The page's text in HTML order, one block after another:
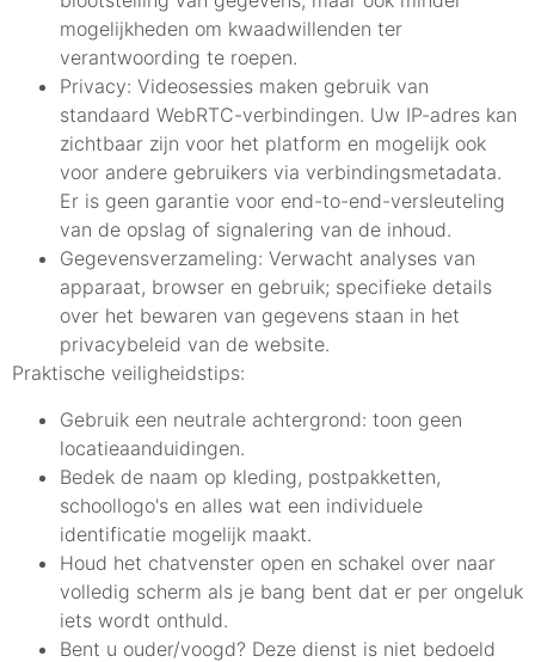
mogelijkheden om kwaadwillenden ter
verantwoording te roepen.
Privacy: Videosessies maken gebruik van
standaard WebRTC-verbindingen. Uw IP-adres kan
zichtbaar zijn voor het platform en mogelijk ook
voor andere gebruikers via verbindingsmetadata.
Er is geen garantie voor end-to-end-versleuteling
van de opslag of signalering van de inhoud.
Gegevensverzameling: Verwacht analyses van
apparaat, browser en gebruik; specifieke details
over het bewaren van gegevens staan in het
privacybeleid van de website.
Praktische veiligheidstips:
Gebruik een neutrale achtergrond: toon geen
locatieaanduidingen.
Bedek de naam op kleding, postpakketten,
schoollogo's en alles wat een individuele
identificatie mogelijk maakt.
Houd het chatvenster open en schakel over naar
volledig scherm als je bang bent dat er per ongeluk
iets wordt onthuld.
Bent u ouder/voogd? Deze dienst is niet bedoeld